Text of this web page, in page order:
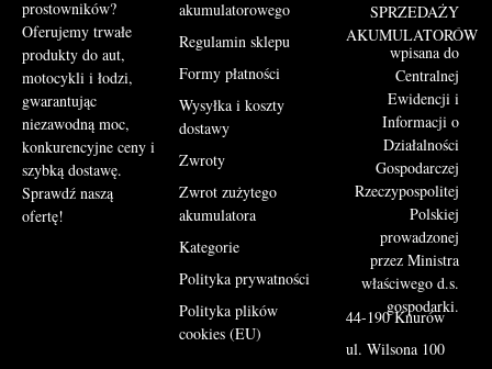
prostowników?
Oferujemy trwałe
produkty do aut,
motocykli i łodzi,
gwarantując
niezawodną moc,
konkurencyjne ceny i
szybką dostawę.
Sprawdź naszą
ofertę!
akumulatorowego
Regulamin sklepu
Formy płatności
Wysyłka i koszty
dostawy
Zwroty
Zwrot zużytego
akumulatora
Kategorie
Polityka prywatności
Polityka plików
cookies (EU)
SPRZEDAŻY
AKUMULATORÓW
wpisana do
Centralnej
Ewidencji i
Informacji o
Działalności
Gospodarczej
Rzeczypospolitej
Polskiej
prowadzonej
przez Ministra
właściwego d.s.
gospodarki.
44-190 Knurów
ul. Wilsona 100